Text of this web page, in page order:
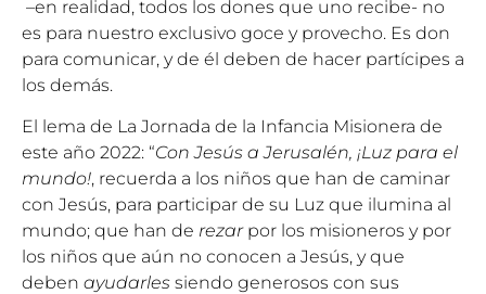
–en realidad, todos los dones que uno recibe- no
es para nuestro exclusivo goce y provecho. Es don
para comunicar, y de él deben de hacer partícipes a
los demás.
El lema de La Jornada de la Infancia Misionera de
este año 2022: “Con Jesús a Jerusalén, ¡Luz para el
mundo!, recuerda a los niños que han de caminar
con Jesús, para participar de su Luz que ilumina al
mundo; que han de rezarpor los misioneros y por
los niños que aún no conocen a Jesús, y que
deben ayudarles siendo generosos con sus